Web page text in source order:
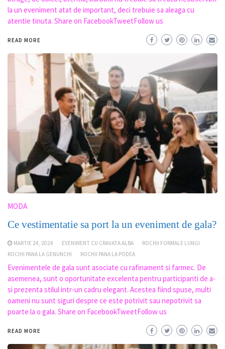
la un eveniment atat de important, deci trebuie sa aleaga cu
atentie tinuta. Share on FacebookTweetFollow us
READ MORE
MODA
Ce vestimentatie sa port la un eveniment de gala?
MARTIE 24, 2024 EVENIMENT CU CRAVATA ALBA
ROCHII FORMALE LUNGI
ROCHII PANA LA GENUNCHI
ROCHII PANA LA PODEA
Evenimentele de gala sunt asociate cu rafinament si farmec. De
asemenea, sunt o oportunitate excelenta pentru participanti de a-
si prezenta stilul intr-un cadru elegant. Acestea fiind spuse, multi
oameni nu sunt siguri despre ce este potrivit sau nepotrivit sa
poarte la o gala. Share on FacebookTweetFollow us
READ MORE